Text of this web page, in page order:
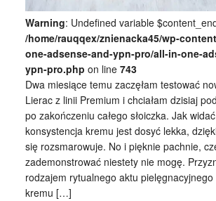
Warning: Undefined variable
/home/rauqqex/znienacka45/wp-
one-adsense-and-ypn-pro/all-in-one-
ypn-pro.php on line 743
Dwa miesiące temu zaczęłam testować
Lierac z linii Premium i chciałam dzisiaj
po zakończeniu całego słoiczka. Jak
konsystencja kremu jest dosyć lekka,
się rozsmarowuje. No i pięknie pachnie,
zademonstrować niestety nie mogę.
rodzajem rytualnego aktu pielęgnacyjnego
kremu […]